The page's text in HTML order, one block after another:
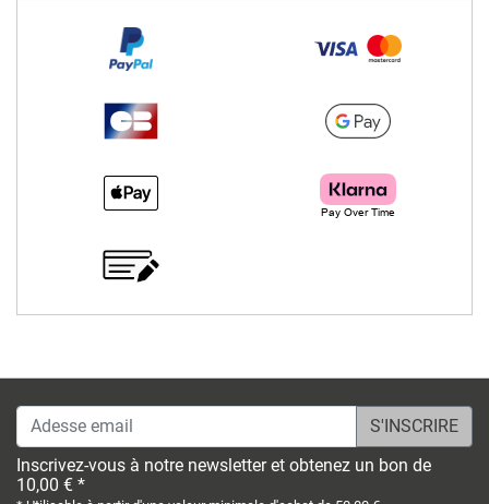
Adesse email
Inscrivez-vous à notre newsletter et obtenez un bon de
10,00 € *